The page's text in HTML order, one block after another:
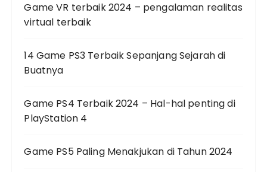
Game VR terbaik 2024 – pengalaman realitas
virtual terbaik
14 Game PS3 Terbaik Sepanjang Sejarah di
Buatnya
Game PS4 Terbaik 2024 – Hal-hal penting di
PlayStation 4
Game PS5 Paling Menakjukan di Tahun 2024